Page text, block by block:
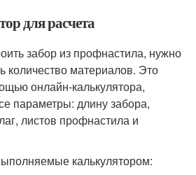
для расчета
забор из профнастила, нужно
количество материалов. Это
онлайн-калькулятора,
параметры: длину забора,
листов профнастила и
калькулятором: